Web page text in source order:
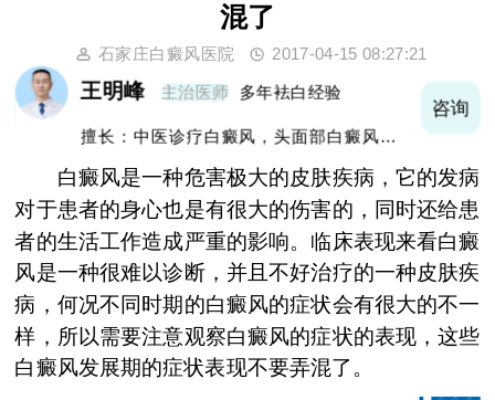
混了
石家庄白癜风医院 2017-04-15 08:27:21
王明峰 主治医师 多年袪白经验
擅长：中医诊疗白癜风，头面部白癜风，青
咨询
白癜风是一种危害极大的皮肤疾病，它的发病
对于患者的身心也是有很大的伤害的，同时还给患
者的生活工作造成严重的影响。临床表现来看白癜
风是一种很难以诊断，并且不好治疗的一种皮肤疾
病，何况不同时期的白癜风的症状会有很大的不一
样，所以需要注意观察白癜风的症状的表现，这些
白癜风发展期的症状表现不要弄混了。